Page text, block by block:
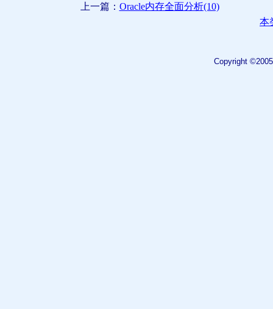
上一篇： Oracle内存全面分析(10)
本
Copyright